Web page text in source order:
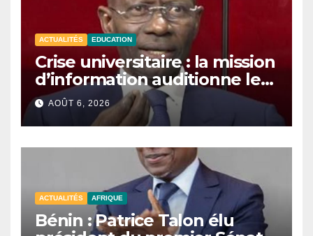
ACTUALITÉS EDUCATION
Crise universitaire : la mission
d’information auditionne le
ministre Boubacar Camara.
AOÛT 6, 2026
ACTUALITÉS AFRIQUE
Bénin : Patrice Talon élu